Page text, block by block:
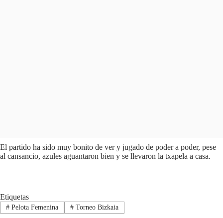
El partido ha sido muy bonito de ver y jugado de poder a poder, pese
al cansancio, azules aguantaron bien y se llevaron la txapela a casa.
Etiquetas
#Pelota Femenina #Torneo Bizkaia